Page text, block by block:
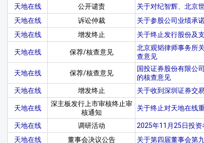
天地在线
公开谴责 关于对纪智辉、北京
天地在线
诉讼仲裁 关于参股公司业绩承
天地在线
增发终止 关于终止发行股份及
天地在线 保荐/核查意见
北京观韬律师事务所
查意见
天地在线 保荐/核查意见
国投证券股份有限公
的核查意见
天地在线 增发终止 关于收到深圳证券交
天地在线
深主板发行上市审核终止审
核通知
关于终止对天地在线
天地在线 调研活动 2025年11月25日投
天地在线
董事会决议公告 关于第四届董事会第